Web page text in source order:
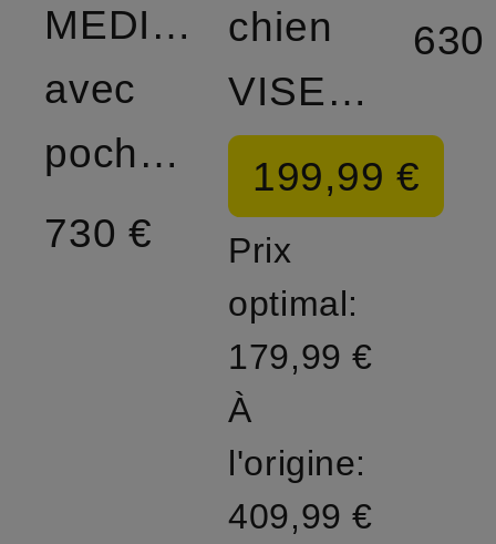
MEDIUM
avec
pochette
730 €
chien
VISETOS
199,99 €
Prix
optimal:
179,99 €
À
l'origine:
409,99 €
630